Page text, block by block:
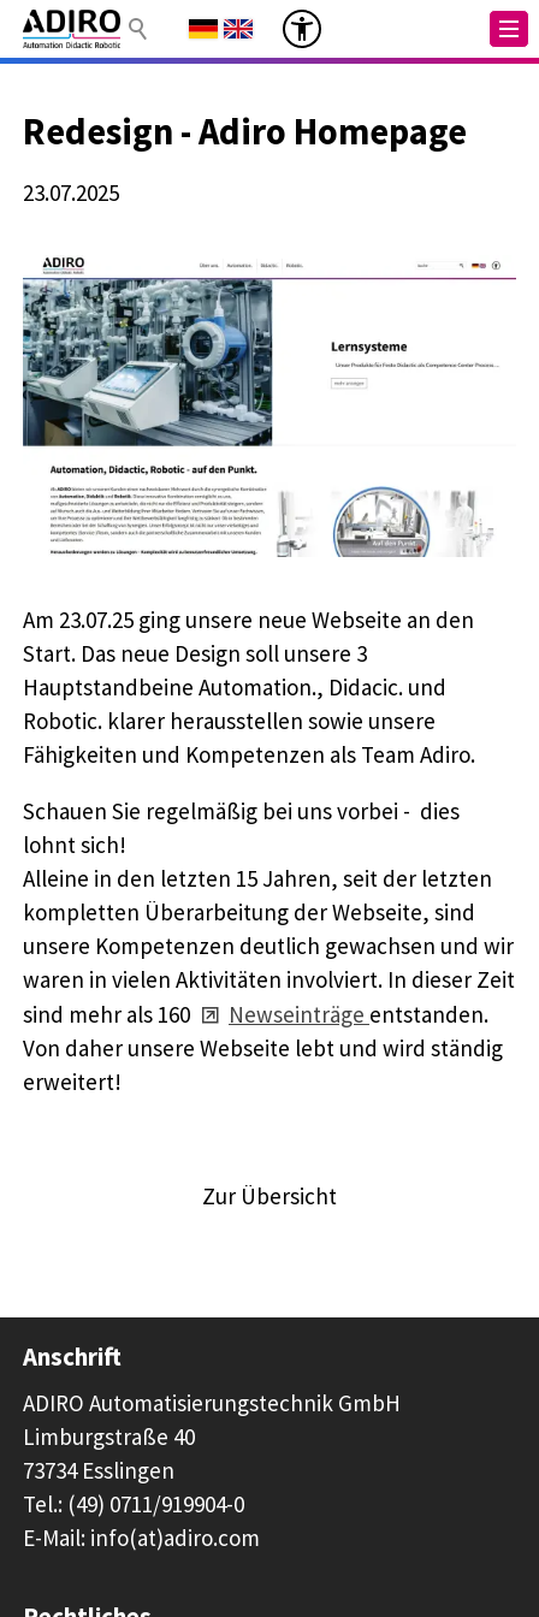
Redesign - Adiro Homepage
23.07.2025
Am 23.07.25 ging unsere neue Webseite an den
Start. Das neue Design soll unsere 3
Hauptstandbeine Automation., Didacic. und
Robotic. klarer herausstellen sowie unsere
Fähigkeiten und Kompetenzen als Team Adiro.
Schauen Sie regelmäßig bei uns vorbei - dies
lohnt sich!
Alleine in den letzten 15 Jahren, seit der letzten
kompletten Überarbeitung der Webseite, sind
unsere Kompetenzen deutlich gewachsen und wir
waren in vielen Aktivitäten involviert. In dieser Zeit
sind mehr als 160
Newseinträge entstanden.
Von daher unsere Webseite lebt und wird ständig
erweitert!
Zur Übersicht
Anschrift
ADIRO Automatisierungstechnik GmbH
Limburgstraße 40
73734 Esslingen
Tel.: (49) 0711/919904-0
E-Mail: info(at)adiro.com